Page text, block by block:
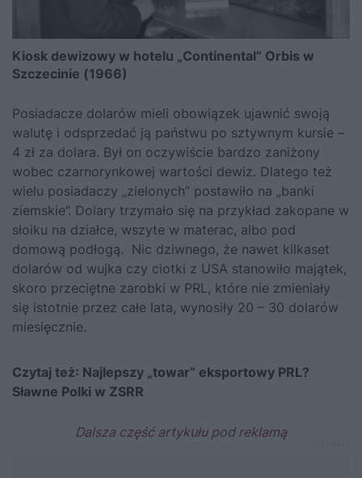
Kiosk dewizowy w hotelu „Continental” Orbis w
Szczecinie (1966)
Posiadacze dolarów mieli obowiązek ujawnić swoją
walutę i odsprzedać ją państwu po sztywnym kursie –
4 zł za dolara. Był on oczywiście bardzo zaniżony
wobec czarnorynkowej wartości dewiz. Dlatego też
wielu posiadaczy „zielonych” postawiło na „banki
ziemskie”. Dolary trzymało się na przykład zakopane w
słoiku na działce, wszyte w materac, albo pod
domową podłogą. Nic dziwnego, że nawet kilkaset
dolarów od wujka czy ciotki z USA stanowiło majątek,
skoro przeciętne zarobki w PRL, które nie zmieniały
się istotnie przez całe lata, wynosiły 20 – 30 dolarów
miesięcznie.
Czytaj też: Najlepszy „towar” eksportowy PRL?
Sławne Polki w ZSRR